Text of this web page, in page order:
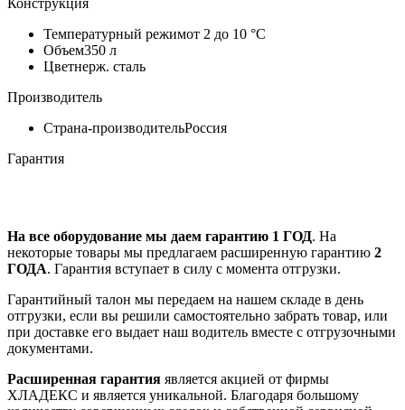
Температурный режимот 2 до 10 °С
Объем350 л
Цветнерж. сталь
Производитель
Страна-производительРоссия
Гарантия
На все оборудование мы даем гарантию 1 ГОД. На
некоторые товары мы предлагаем расширенную гарантию 2
ГОДА. Гарантия вступает в силу с момента отгрузки.
Гарантийный талон мы передаем на нашем складе в день
отгрузки, если вы решили самостоятельно забрать товар, или
при доставке его выдает наш водитель вместе с отгрузочными
документами.
Расширенная гарантия является акцией от фирмы
ХЛАДЕКС и является уникальной. Благодаря большому